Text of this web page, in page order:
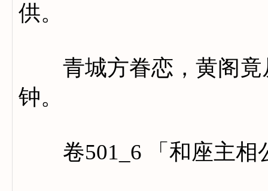
供。
青城方眷恋，黄阁竟
钟。
卷501_6 「和座主相